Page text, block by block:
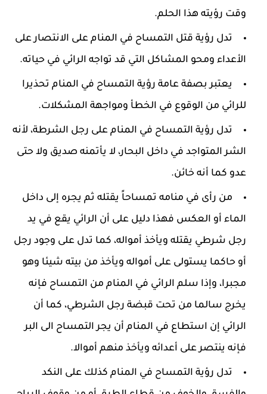
وقت رؤيته هذا الحلم.
تدل رؤية قتل التمساح في المنام على الانتصار على
الأعداء ومحو المشاكل التي قد تواجه الرائي في حياته.
يعتبر بصفة عامة رؤية التمساح في المنام تحذيرا
للرائي من الوقوع في الخطأ ومواجهة المشكلات.
تدل رؤية التمساح في المنام على رجل الشرطة، لأنه
الشر المتواجد في داخل البحار، لا يأتمنه صديق ولا حتى
عدو كما أنه خائن.
من رأى في منامه تمساحاً يقتله ثم يجره إلى داخل
الماء أو العكس فهذا دليل على أن الرائي يقع في يد
رجل شرطي يقتله ويأخذ أمواله، كما تدل على وجود رجل
أو حاكما يستولى على أمواله ويأخذ من بيته شيئا وهو
مجبرا، وإذا سلم الرائي في المنام من التمساح فإنه
يخرج سالما من تحت قبضة رجل الشرطي، كما أن
الرائي إن استطاع في المنام أن يجر التمساح الى البر
فإنه ينتصر على أعدائه ويأخذ منهم أموالا.
تدل رؤية التمساح في المنام كذلك على النكد